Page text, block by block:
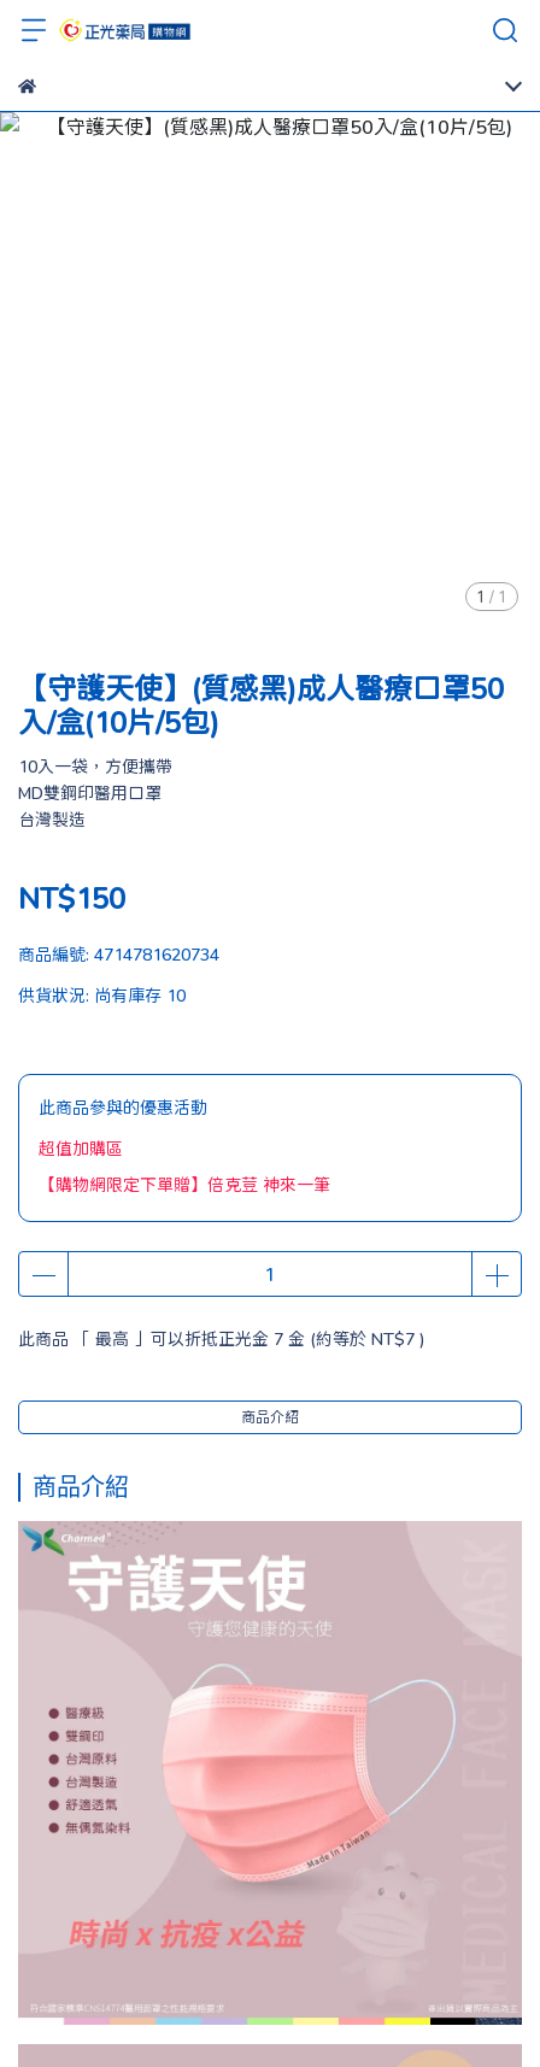
1 / 1
【守護天使】(質感黑)成人醫療口罩50
入/盒(10片/5包)
10入一袋，方便攜帶
MD雙鋼印醫用口罩
台灣製造
NT$150
商品編號: 4714781620734
供貨狀況: 尚有庫存 10
此商品參與的優惠活動
超值加購區
【購物網限定下單贈】倍克荳 神來一筆
此商品 「 最高 」可以折抵正光金 7 金 (約等於 NT$7 )
商品介紹
商品介紹